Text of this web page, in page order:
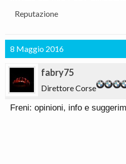
Reputazione
8 Maggio 2016
fabry75
Direttore Corse
Freni: opinioni, info e